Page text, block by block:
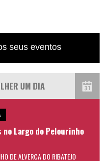
seus eventos
no Largo do Pelourinho
DE ALVERCA DO RIBATEJO